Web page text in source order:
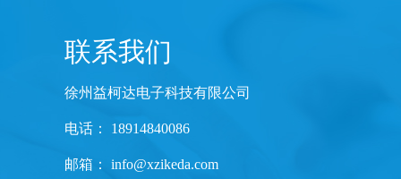
联系我们
徐州益柯达电子科技有限公司
电话： 18914840086
邮箱： info@xzikeda.com